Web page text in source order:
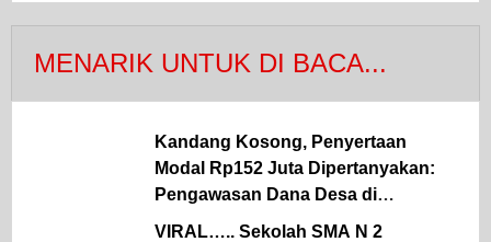
MENARIK UNTUK DI BACA...
Kandang Kosong, Penyertaan
Modal Rp152 Juta Dipertanyakan:
Pengawasan Dana Desa di
Simalungun Kembali Jadi Sorotan.
VIRAL….. Sekolah SMA N 2